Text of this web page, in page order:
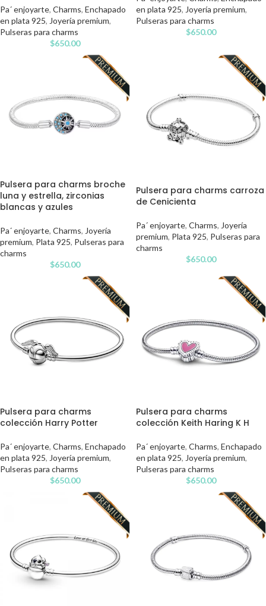
Pa´ enjoyarte, Charms, Enchapado
en plata 925, Joyería premium,
Pulseras para charms
$650.00
en plata 925, Joyería premium,
Pulseras para charms
$650.00
Pulsera para charms broche
luna y estrella, zirconias
blancas y azules
Pa´ enjoyarte, Charms, Joyería
premium, Plata 925, Pulseras para
charms
$650.00
Pulsera para charms carroza
de Cenicienta
Pa´ enjoyarte, Charms, Joyería
premium, Plata 925, Pulseras para
charms
$650.00
Pulsera para charms
colección Harry Potter
Pa´ enjoyarte, Charms, Enchapado
en plata 925, Joyería premium,
Pulseras para charms
$650.00
Pulsera para charms
colección Keith Haring K H
Pa´ enjoyarte, Charms, Enchapado
en plata 925, Joyería premium,
Pulseras para charms
$650.00